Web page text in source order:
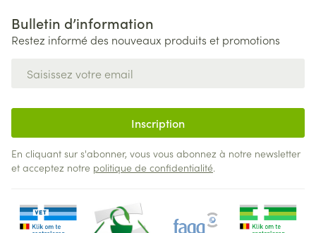
Bulletin d’information
Restez informé des nouveaux produits et promotions
Inscription
En cliquant sur s'abonner, vous vous abonnez à notre newsletter
et acceptez notre politique de confidentialité.